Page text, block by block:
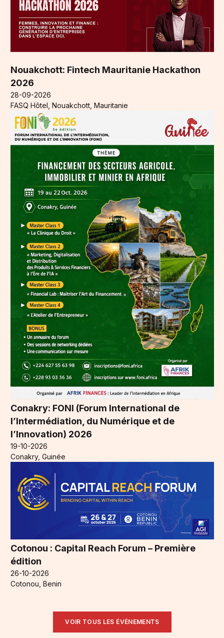
Nouakchott: Fintech Mauritanie Hackathon
2026
28-09-2026
FASQ Hôtel, Nouakchott, Mauritanie
Conakry: FONI (Forum International de
l’Intermédiation, du Numérique et de
l’Innovation) 2026
19-10-2026
Conakry, Guinée
Cotonou : Capital Reach Forum – Première
édition
26-10-2026
Cotonou, Benin
VOIR TOUS LES ÉVÉNEMENTS